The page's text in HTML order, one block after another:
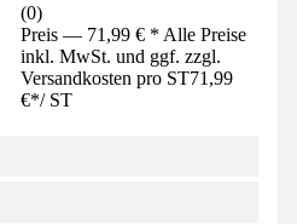
(0)
Preis — 71,99 € * Alle Preise
inkl. MwSt. und ggf. zzgl.
Versandkosten pro ST71,99
€*/ ST